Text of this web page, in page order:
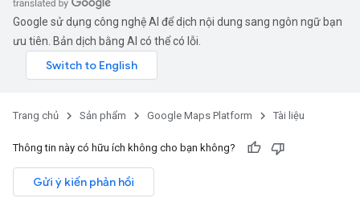
Google sử dụng công nghệ AI để dịch nội dung sang ngôn ngữ bạn
ưu tiên. Bản dịch bằng AI có thể có lỗi.
Trang chủ Sản phẩm Google Maps Platform Tài liệu
Thông tin này có hữu ích không cho bạn không?
Gửi ý kiến phản hồi